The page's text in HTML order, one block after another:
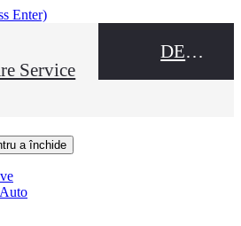
Enter)
Service
DEALER NAME
a închide